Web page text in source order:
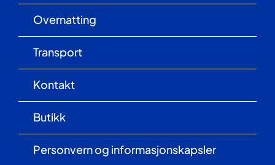
Overnatting
Transport
Kontakt
Butikk
Personvern og informasjonskapsler